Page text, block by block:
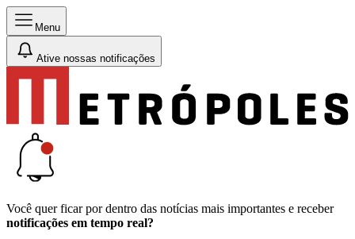
Menu
Ative nossas notificações
Você quer ficar por dentro das notícias mais importantes e receber
notificações em tempo real?